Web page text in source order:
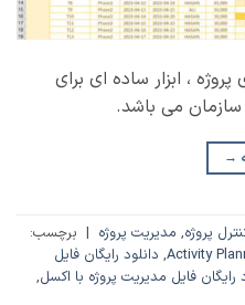
، ابزار ساده ای برای
سازمان می باشد.
→
پروژه, مدیریت پروژه | برچسب:
Activity
, دانلود رایگان فایل
رایگان فایل مدیریت پروژه با اکسل,